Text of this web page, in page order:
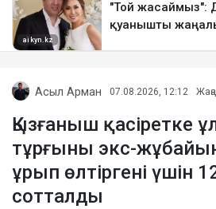
Асыл Арман 07.08.2026, 12:12
Қызғаныш қасіретке
тұрғыны экс-
ұрып өлтіргені үшін
сотталды